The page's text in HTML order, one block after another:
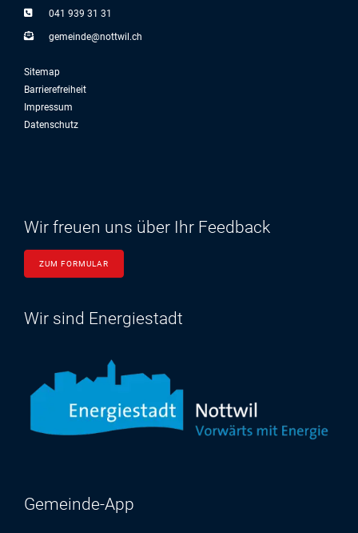
041 939 31 31
g m nd n ttw ch
Sitemap
Barrierefreiheit
Impressum
Datenschutz
Wir freuen uns über Ihr Feedback
ZUM FORMULAR
Wir sind Energiestadt
Gemeinde-App